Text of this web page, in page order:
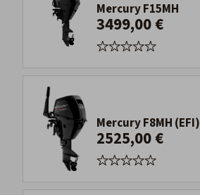
Mercury F15MH
3499,00 €
Mercury F8MH (EFI)
2525,00 €